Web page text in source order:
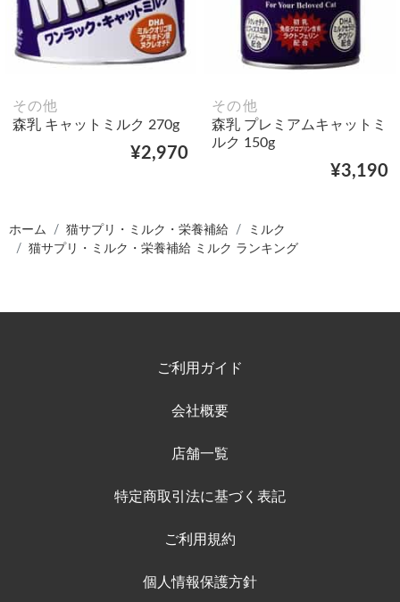
その他
森乳 キャットミルク 270g
¥2,970
その他
森乳 プレミアムキャットミ
ルク 150g
¥3,190
ホーム 猫サプリ・ミルク・栄養補給
ミルク
猫サプリ・ミルク・栄養補給 ミルク ランキング
ご利用ガイド
会社概要
店舗一覧
特定商取引法に基づく表記
ご利用規約
個人情報保護方針